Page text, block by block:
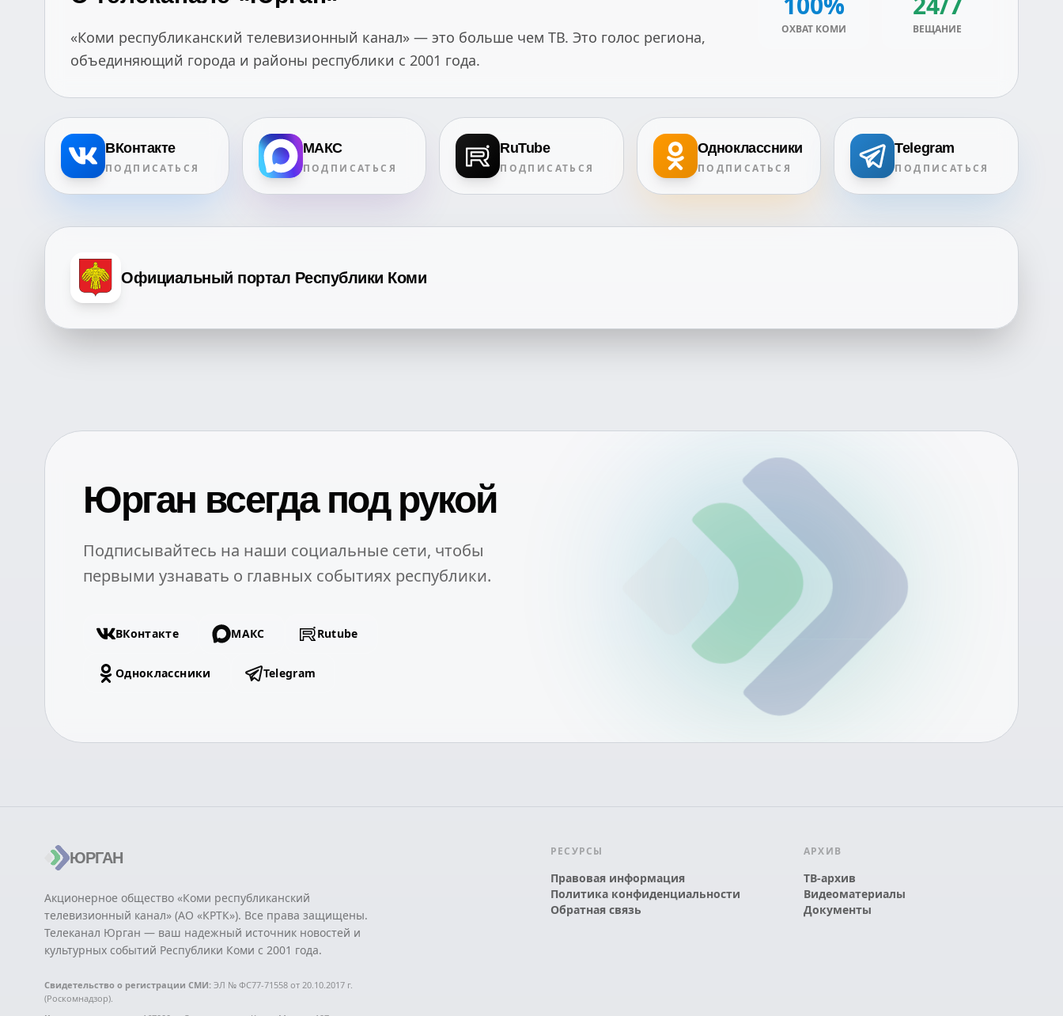
«Коми республиканский телевизионный канал» — это больше чем ТВ. Это голос региона,
объединяющий города и районы республики с 2001 года.
ОХВАТ КОМИ ВЕЩАНИЕ
ВКонтакте
ПОДПИСАТЬСЯ
МАКС
ПОДПИСАТЬСЯ
RuTube
ПОДПИСАТЬСЯ
Одноклассники
ПОДПИСАТЬСЯ
Telegram
ПОДПИСАТЬСЯ
Официальный портал Республики Коми
Юрган всегда под рукой
Подписывайтесь на наши социальные сети, чтобы
первыми узнавать о главных событиях республики.
ВКонтакте МАКС Rutube
Одноклассники Telegram
ЮРГАН
Акционерное общество «Коми республиканский
телевизионный канал» (АО «КРТК»). Все права защищены.
Телеканал Юрган — ваш надежный источник новостей и
культурных событий Республики Коми с 2001 года.
Свидетельство о регистрации СМИ: ЭЛ № ФС77-71558 от 20.10.2017 г.
(Роскомнадзор).
РЕСУРСЫ
Правовая информация
Политика конфиденциальности
Обратная связь
АРХИВ
ТВ-архив
Видеоматериалы
Документы